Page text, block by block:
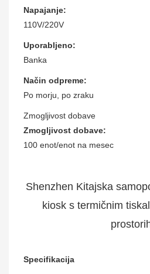
Napajanje:
110V/220V
Uporabljeno:
Banka
Način odpreme:
Po morju, po zraku
Zmogljivost dobave
Zmogljivost dobave:
100 enot/enot na mesec
Shenzhen Kitajska
kiosk s termičnim
Specifikacija